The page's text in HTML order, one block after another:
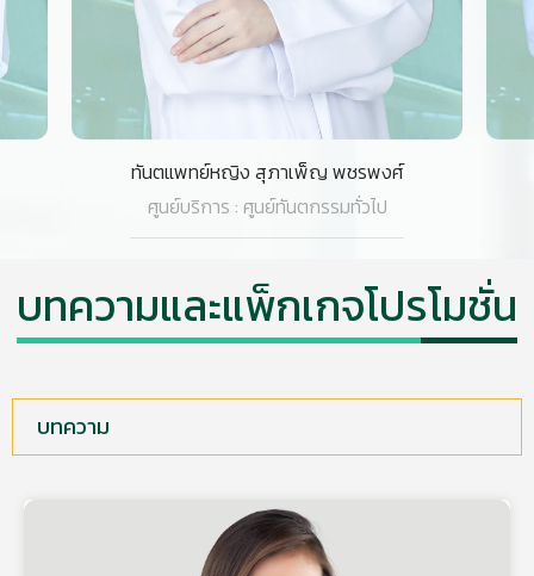
ทันตแพทย์หญิง ศนิดา ก้องพานิชกุล
ศูนย์บริการ : ศูนย์ทันตกรรมทั่วไป
บทความและแพ็กเกจโปรโมชั่น
บทความ